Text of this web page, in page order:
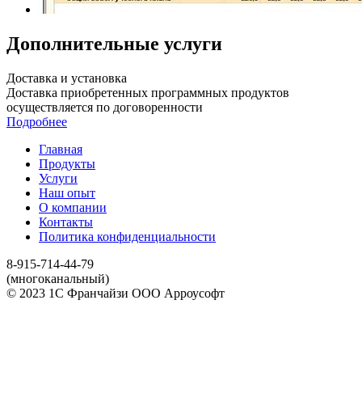
Дополнительные услуги
Доставка и установка
Доставка приобретенных программных продуктов
осуществляется по договоренности
Подробнее
Главная
Продукты
Услуги
Наш опыт
О компании
Контакты
Политика конфиденциальности
8-915-714-44-79
(многоканальный)
© 2023 1С Франчайзи ООО Арроусофт